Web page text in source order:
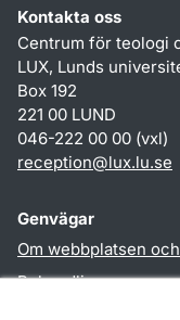
Kontakta oss
Centrum för teologi
LUX, Lunds
Box 192
221 00 LUND
046-222 00 00 (vxl)
reception@lux.lu.se
Genvägar
Om webbplatsen
Behandling av